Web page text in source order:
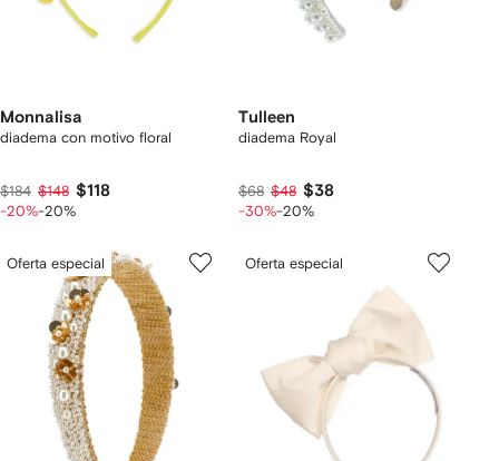
Monnalisa
diadema con motivo floral
$184 $148 $118
-20%-20%
Tulleen
diadema Royal
$68 $48 $38
-30%-20%
Oferta especial Oferta especial